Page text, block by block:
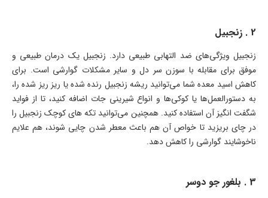
2 . زنجبیل
زنجبیل ویژگی‌های ضد التهابی طبیعی دارد. زنجبیل یک درمان طبیعی و
موفق برای مقابله با سوزن سر دل و سایر مشکلات گوارشی است. برای
کاهش اسید معده شما می‌توانید ریشه زنجبیل رنده شده یا ریز ریز شده را،
به دستور‌العمل‌ها یا کوکی‌ها و انواع شیرینی جات اضافه کنید، تا از فواید
شگفت انگیز آن استفاده کنید. همچنین می‌توانید تکه های کوچک زنجبیل را
در چای بریزید تا خواص آن هم باعث معطر شدن چایی شوند، هم علایم
ناخوشایند گوارشی را کاهش دهد.
3 . بلغور جو دوسر